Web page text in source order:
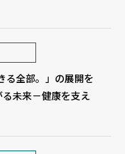
ウで開きます
全部。」の展開を
未来－健康を支え
ます